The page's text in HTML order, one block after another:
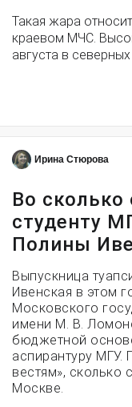
Такая жара
краевом МЧС.
августа в
Ирина Стюрова
Во сколько
студенту
Полины
Выпускница
Ивенская в этом
Московского
имени М. В.
бюджетной
аспирантуру МГУ.
вестям», сколько
Москве.